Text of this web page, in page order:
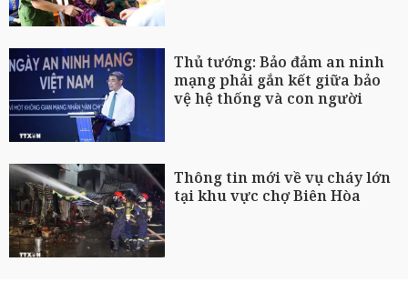
Thủ tướng: Bảo đảm an ninh
mạng phải gắn kết giữa bảo
vệ hệ thống và con người
Thông tin mới về vụ cháy lớn
tại khu vực chợ Biên Hòa